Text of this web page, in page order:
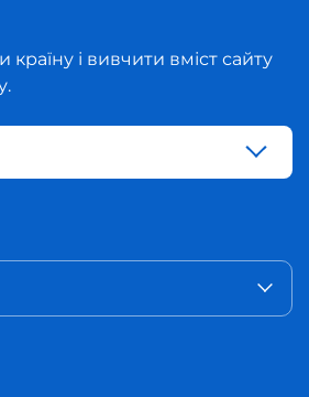
і вивчити вміст сайту